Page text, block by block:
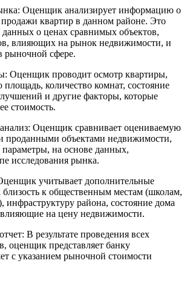
Оценщик анализирует информацию о
квартир в данном районе. Это
данных о ценах сравнимых объектов,
влияющих на рынок недвижимости, и
рыночной сфере.
Оценщик проводит осмотр квартиры,
количество комнат, состояние
и другие факторы, которые
стоимость.
Оценщик сравнивает оцениваемую
проданными объектами недвижимости,
на основе данных,
исследования рынка.
учитывает дополнительные
близость к общественным местам (школам,
инфраструктуру района, состояние дома
на цену недвижимости.
В результате проведения всех
оценщик представляет банку
с указанием рыночной стоимости